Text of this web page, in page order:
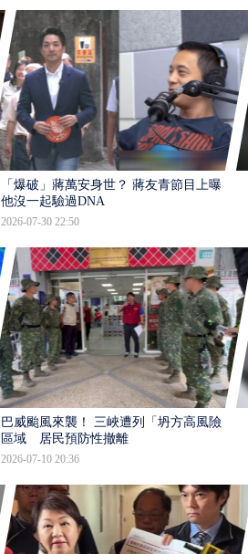
「爆破」蔣萬安身世？ 蔣友青節目上曝：
他沒一起驗過DNA
2026-07-30 22:50
巴威颱風來襲！ 三峽遭列「坍方高風險」
區域 居民預防性撤離
2026-07-10 20:36